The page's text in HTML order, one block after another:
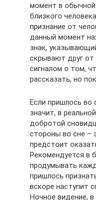
момент в обычной
близкого
признание от
данный момент
знак,
скрывают друг
сигналом о том,
рассказать, но
Если пришлось во
значит, в
добротой
стороны во сне –
предстоит
Рекомендуется в
продумывать
пришлось
вскоре наступит
Ночное видение,